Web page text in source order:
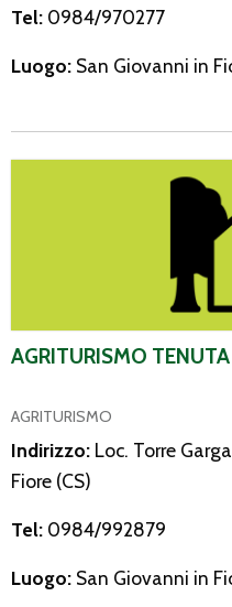
Tel: 0984/970277
Luogo: San Giovanni in
Agriturismo Tenuta di Torre
AGRITURISMO
AGRITURISMO
Indirizzo: Loc. Torre
Fiore (CS)
Tel: 0984/992879
Luogo: San Giovanni in